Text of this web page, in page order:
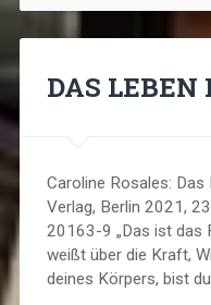
DAS LEBEN
Caroline Rosales: Das
Verlag, Berlin 2021,
20163-9 „Das ist das
weißt über die Kraft,
deines Körpers, bist